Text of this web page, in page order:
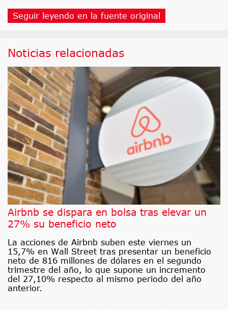
Seguir leyendo en la fuente original
Noticias relacionadas
Airbnb se dispara en bolsa tras elevar un
27% su beneficio neto
La acciones de Airbnb suben este viernes un
15,7% en Wall Street tras presentar un beneficio
neto de 816 millones de dólares en el segundo
trimestre del año, lo que supone un incremento
del 27,10% respecto al mismo periodo del año
anterior.